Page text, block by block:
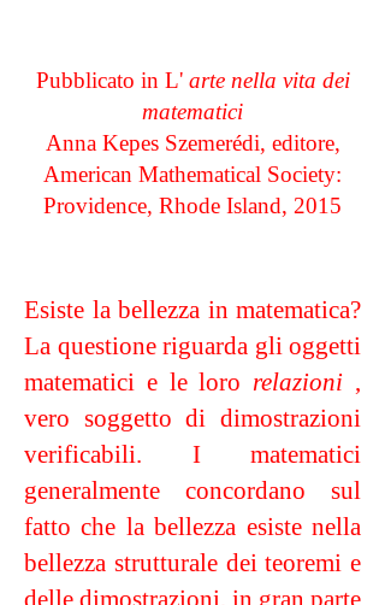
Pubblicato in L' arte nella vita dei
matematici
Anna Kepes Szemerédi, editore,
American Mathematical Society:
Providence, Rhode Island, 2015
Esiste la bellezza in matematica?
La questione riguarda gli oggetti
matematici e le loro relazioni ,
vero soggetto di dimostrazioni
verificabili. I matematici
generalmente concordano sul
fatto che la bellezza esiste nella
bellezza strutturale dei teoremi e
delle dimostrazioni, in gran parte